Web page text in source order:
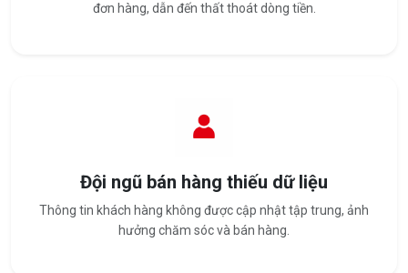
đơn hàng, dẫn đến thất thoát dòng tiền.
Đội ngũ bán hàng thiếu dữ liệu
Thông tin khách hàng không được cập nhật tập trung, ảnh
hưởng chăm sóc và bán hàng.